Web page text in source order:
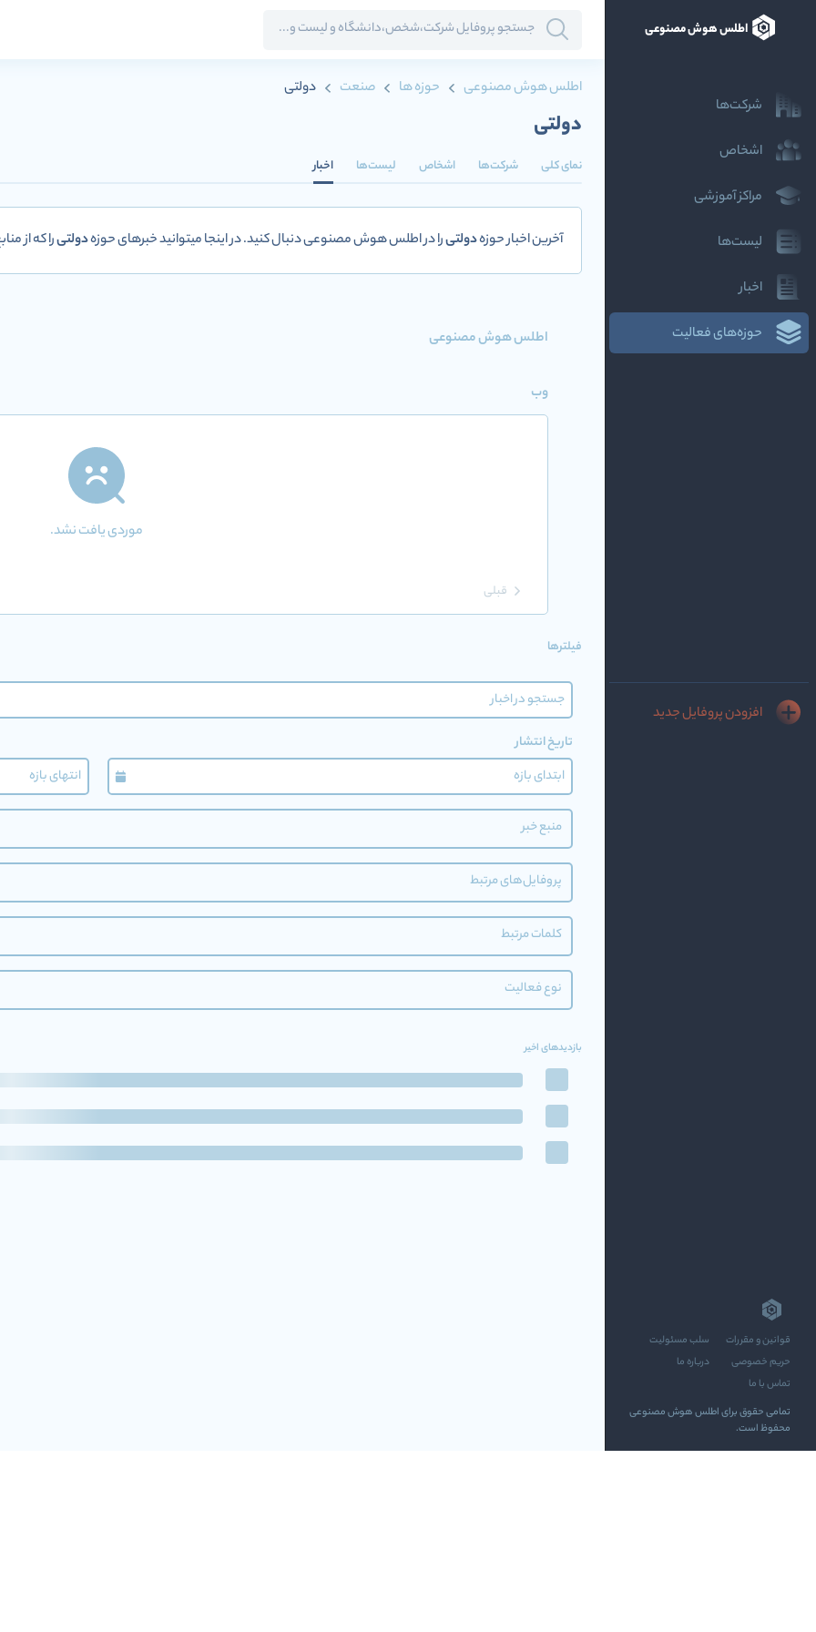
اطلس هوش مصنوعی
شرکت‌ها
اشخاص
مراکز آموزشی
لیست‌ها
اخبار
حوزه‌های فعالیت
افزودن پروفایل جدید
قوانین و مقررات
سلب مسئولیت
حریم خصوصی
درباره ما
تماس با ما
تمامی حقوق برای اطلس هوش مصنوعی
محفوظ است.
اطلس هوش مصنوعی حوزه ها صنعت دولتی
دولتی
نمای کلی شرکت‌ها اشخاص لیست‌ها اخبار
آخرین اخبار حوزهدولتیرا در اطلس هوش مصنوعی دنبال کنید. در اینجا میتوانید خبرهای حوزهدولتیرا که از
اطلس هوش مصنوعی
وب
موردی یافت نشد.
قبلی
فیلترها
تاریخ انتشار
منبع خبر
پروفایل‌های مرتبط
کلمات مرتبط
نوع فعالیت
بازدیدهای اخیر